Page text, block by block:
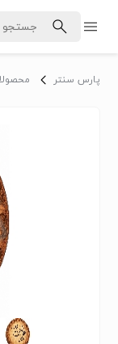
پارس سنتر